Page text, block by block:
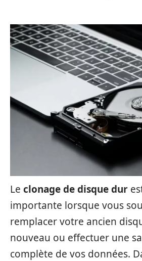
Le clonage de disque dur
importante lorsque vous
remplacer votre ancien
nouveau ou effectuer une
complète de vos données.